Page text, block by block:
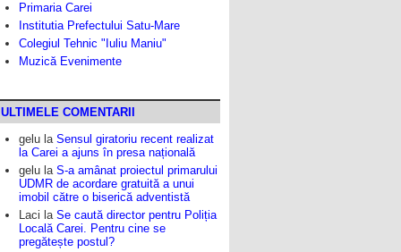
Primaria Carei
Institutia Prefectului Satu-Mare
Colegiul Tehnic "Iuliu Maniu"
Muzică Evenimente
ULTIMELE COMENTARII
gelu la Sensul giratoriu recent realizat
la Carei a ajuns în presa națională
gelu la S-a amânat proiectul primarului
UDMR de acordare gratuită a unui
imobil către o biserică adventistă
Laci la Se caută director pentru Poliția
Locală Carei. Pentru cine se
pregătește postul?